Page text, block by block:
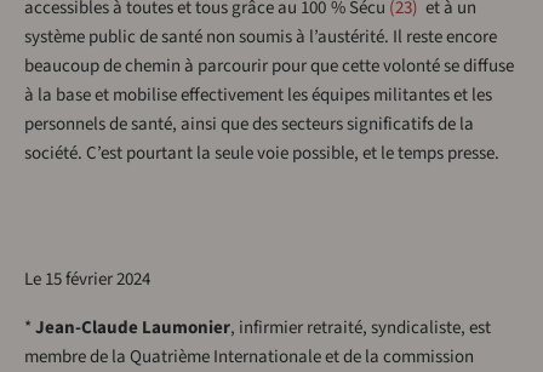
accessibles à toutes et tous grâce au 100 % Sécu 23 et à un
système public de santé non soumis à l’austérité. Il reste encore
beaucoup de chemin à parcourir pour que cette volonté se diffuse
à la base et mobilise effectivement les équipes militantes et les
personnels de santé, ainsi que des secteurs significatifs de la
société. C’est pourtant la seule voie possible, et le temps presse.
Le 15 février 2024
*Jean-Claude Laumonier, infirmier retraité, syndicaliste, est
membre de la Quatrième Internationale et de la commission